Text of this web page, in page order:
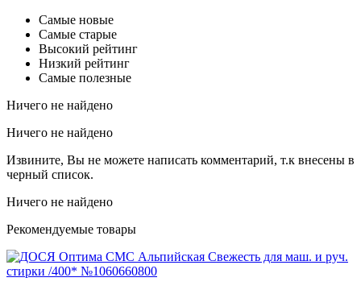
Самые новые
Самые старые
Высокий рейтинг
Низкий рейтинг
Самые полезные
Ничего не найдено
Ничего не найдено
Извините, Вы не можете написать комментарий, т.к внесены в
черный список.
Ничего не найдено
Рекомендуемые товары